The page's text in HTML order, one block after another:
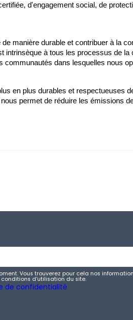
d'engagement social, de
manière durable et contribuer à la
intrinsèque à tous les processus de
communautés dans lesquelles nous
en plus durables et respectueuses
permet de réduire les émissions
Vous trouverez pour cela nos
d'utilisation du site.
de confidentialité